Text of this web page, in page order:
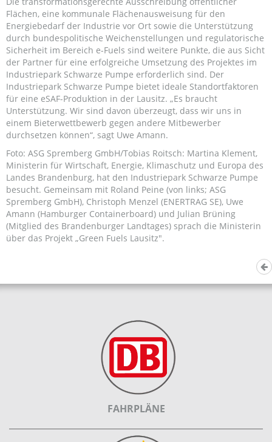
Flächen, eine kommunale Flächenausweisung für den
Energiebedarf der Industrie vor Ort sowie die Unterstützung
durch bundespolitische Weichenstellungen und regulatorische
Sicherheit im Bereich e-Fuels sind weitere Punkte, die aus Sicht
der Partner für eine erfolgreiche Umsetzung des Projektes im
Industriepark Schwarze Pumpe erforderlich sind. Der
Industriepark Schwarze Pumpe bietet ideale Standortfaktoren
für eine eSAF-Produktion in der Lausitz. „Es braucht
Unterstützung. Wir sind davon überzeugt, dass wir uns in
einem Bieterwettbewerb gegen andere Mitbewerber
durchsetzen können“, sagt Uwe Amann.
Foto: ASG Spremberg GmbH/Tobias Roitsch: Martina Klement,
Ministerin für Wirtschaft, Energie, Klimaschutz und Europa des
Landes Brandenburg, hat den Industriepark Schwarze Pumpe
besucht. Gemeinsam mit Roland Peine (von links; ASG
Spremberg GmbH), Christoph Menzel (ENERTRAG SE), Uwe
Amann (Hamburger Containerboard) und Julian Brüning
(Mitglied des Brandenburger Landtages) sprach die Ministerin
über das Projekt „Green Fuels Lausitz".
FAHRPLÄNE